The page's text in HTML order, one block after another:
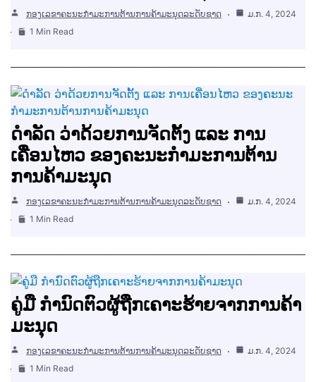
ກອງເລຂາຄະນະກຳມະການຕ້ານການຄ້າມະນຸດລະດັບຊາດ
ມ.ກ. 4, 2024
1 Min Read
ດຳລັດ ວ່າດ້ວຍການຈັດຕັ້ງ ແລະ ການ
ເຄື່ອນໄຫວ ຂອງຄະນະກຳມະການຕ້ານ
ການຄ້າມະນຸດ
ກອງເລຂາຄະນະກຳມະການຕ້ານການຄ້າມະນຸດລະດັບຊາດ
ມ.ກ. 4, 2024
1 Min Read
ຄູ່ມື ກຳນົດຕົວຜູ້ຖືກເຄາະຮ້າຍຈາກການຄ້າ
ມະນຸດ
ກອງເລຂາຄະນະກຳມະການຕ້ານການຄ້າມະນຸດລະດັບຊາດ
ມ.ກ. 4, 2024
1 Min Read